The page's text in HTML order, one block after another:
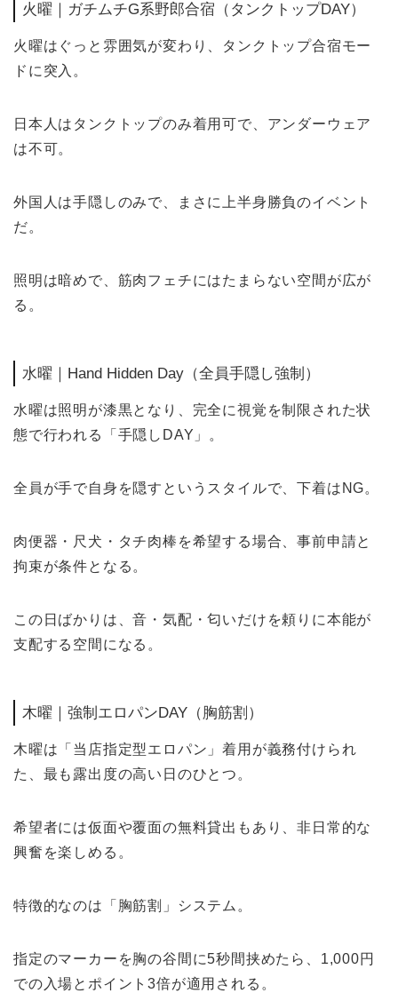
火曜｜ガチムチG系野郎合宿（タンクトップDAY）
火曜はぐっと雰囲気が変わり、タンクトップ合宿モー
ドに突入。
日本人はタンクトップのみ着用可で、アンダーウェア
は不可。
外国人は手隠しのみで、まさに上半身勝負のイベント
だ。
照明は暗めで、筋肉フェチにはたまらない空間が広が
る。
水曜｜Hand Hidden Day（全員手隠し強制）
水曜は照明が漆黒となり、完全に視覚を制限された状
態で行われる「手隠しDAY」。
全員が手で自身を隠すというスタイルで、下着はNG。
肉便器・尺犬・タチ肉棒を希望する場合、事前申請と
拘束が条件となる。
この日ばかりは、音・気配・匂いだけを頼りに本能が
支配する空間になる。
木曜｜強制エロパンDAY（胸筋割）
木曜は「当店指定型エロパン」着用が義務付けられ
た、最も露出度の高い日のひとつ。
希望者には仮面や覆面の無料貸出もあり、非日常的な
興奮を楽しめる。
特徴的なのは「胸筋割」システム。
指定のマーカーを胸の谷間に5秒間挟めたら、1,000円
での入場とポイント3倍が適用される。